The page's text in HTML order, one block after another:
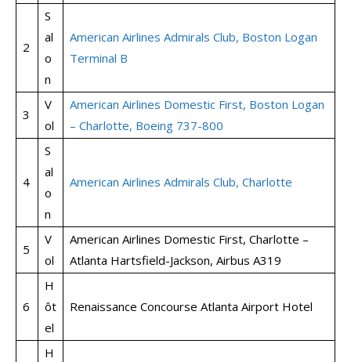
2
S
al
o
n
American Airlines Admirals Club, Boston Logan
Terminal B
3
V
ol
American Airlines Domestic First, Boston Logan
– Charlotte, Boeing 737-800
4
S
al
o
n
American Airlines Admirals Club, Charlotte
5
V
ol
American Airlines Domestic First, Charlotte –
Atlanta Hartsfield-Jackson, Airbus A319
6
H
ôt
el
Renaissance Concourse Atlanta Airport Hotel
H